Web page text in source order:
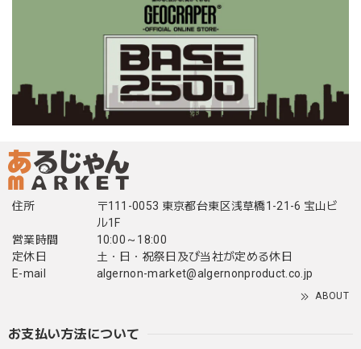
住所
〒111-0053 東京都台東区浅草橋1-21-6 宝山ビ
ル1F
営業時間
10:00～18:00
定休日
土・日・祝祭日及び当社が定める休日
E-mail
algernon-market@algernonproduct.co.jp
ABOUT
お支払い方法について